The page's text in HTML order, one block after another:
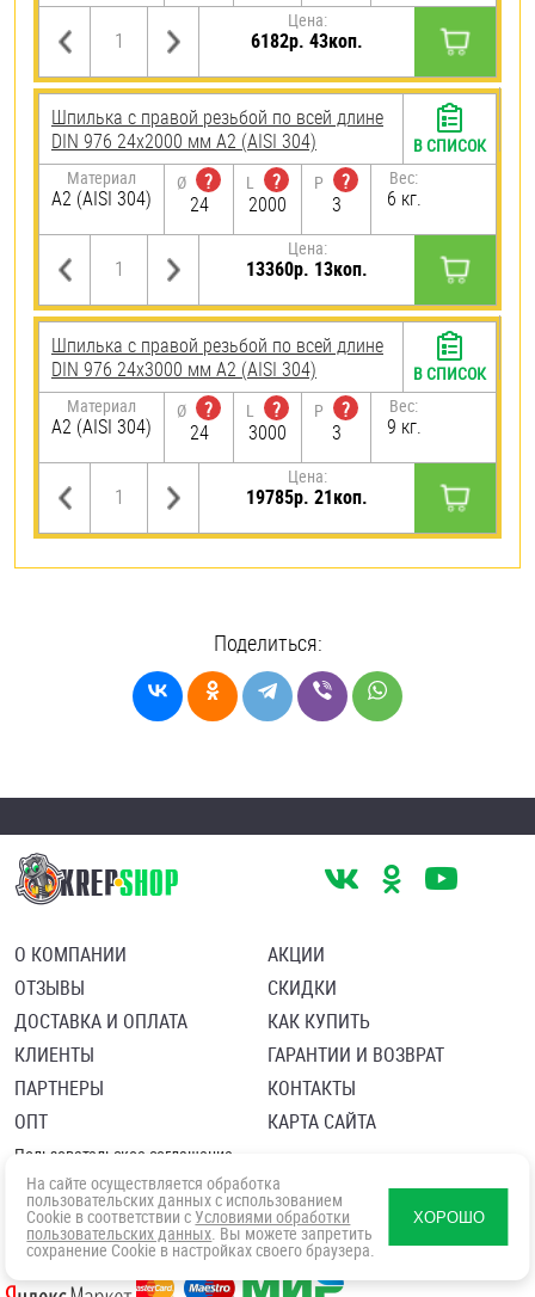
Цена:
6182р. 43коп.
Шпилька с правой резьбой по всей длине
DIN 976 24х2000 мм А2 (AISI 304)
Материал
А2 (AISI 304)
Ø
?
24
L
?
2000
P
?
3
Вес:
6 кг.
Цена:
13360р. 13коп.
В СПИСОК
Шпилька с правой резьбой по всей длине
DIN 976 24х3000 мм А2 (AISI 304)
Материал
А2 (AISI 304)
Ø
?
24
L
?
3000
P
?
3
Вес:
9 кг.
Цена:
19785р. 21коп.
В СПИСОК
Поделиться:
О КОМПАНИИ
ОТЗЫВЫ
ДОСТАВКА И ОПЛАТА
КЛИЕНТЫ
ПАРТНЕРЫ
ОПТ
АКЦИИ
СКИДКИ
КАК КУПИТЬ
ГАРАНТИИ И ВОЗВРАТ
КОНТАКТЫ
КАРТА САЙТА
Пользовательское соглашение
Политика в отношении обработки персональных данных
Согласие посетителя сайта на обработку персональных данны
На сайте осуществляется обработка
пользовательских данных с использованием
Cookie в соответствии с Условиями обработки
пользовательских данных. Вы можете запретить
сохранение Cookie в настройках своего браузера.
ХОРОШО